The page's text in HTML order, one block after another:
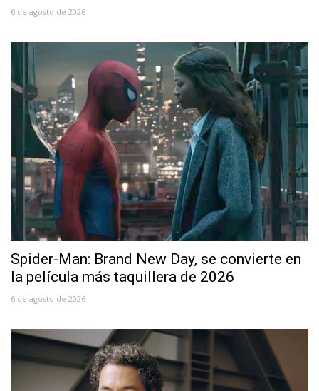
6 de agosto de 2026
Spider-Man: Brand New Day, se convierte en
la película más taquillera de 2026
6 de agosto de 2026